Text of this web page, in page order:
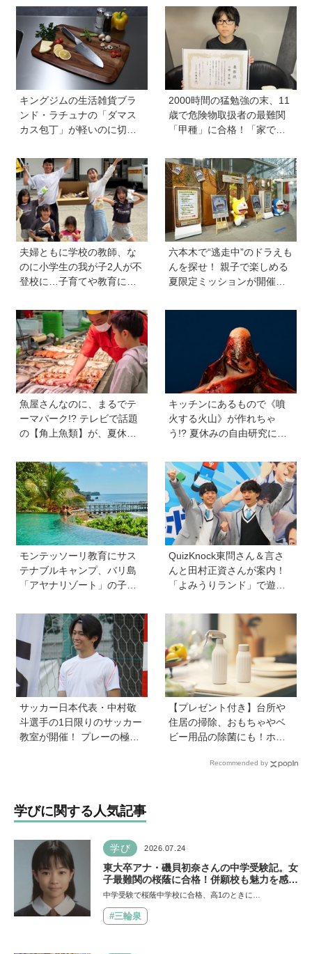
キングジムの生活雑貨ブラ
ンド・ラチュナの「ダマス
カス包丁」が軽いのに切れ
スから卒業【プレゼントあ
り】
2000時間の猛勉強の末、11
歳で危険物取扱者の最難関
「甲種」に合格！「家で両
もやらなきゃと思った」
夫婦ともに学校の教師、な
のに小学生の我が子2人が不
登校に…子育てや教育に悩
「退職しよう」と決意する
まで
六本木で“逃走中”のドラえも
んを探せ！ 親子で楽しめる
夏限定ミッションが開催
テムも【テレビ朝日・六本
木ヒルズ SUMMER FES】
魚屋さんなのに、まるでテ
ーマパーク!? テレビで話題
の【角上魚類】が、夏休み
すすめのワケ
キッチンにあるもので《噴
火する火山》が作れちゃ
う!? 夏休みの自由研究にも
アーティストに教わる】
モンテッソーリ教育にサス
テナブルキャンプ、バリ島
「アヤナリゾート」の子ど
すぎる！ 家族でおすすめの
過ごし方とは
QuizKnock東問さん＆言さ
んと田村正資さんが案内！
「よみうりランド」で遊び
限定イベントが開催
サッカー日本代表・中村敬
斗選手の1日限りのサッカー
教室が開催！ プレーの極意
【プレゼント付き】台所や
住居の掃除、おもちゃやベ
ビー用品の除菌にも！ホタ
ーナー「Shell we clean?」
Recommended by
学びに関する人気記事
学び 2026.07.24
東大卒アナ・磯貝初奈さんの中学受験記。女
子最難関の桜蔭に合格！併願校も魅力を感じ
た渋渋に。母親の声かけは「睡眠が何より大
中学受験で桜蔭中学校に合格、高1のときに…
#三輪泉